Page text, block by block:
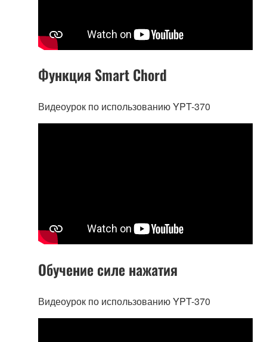
Функция Smart Chord
Видеоурок по использованию YPT-370
Обучение силе нажатия
Видеоурок по использованию YPT-370